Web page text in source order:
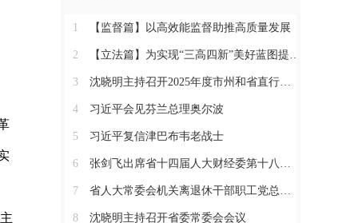
1 【监督篇】以高效能监督助推高质量发展
2 【立法篇】为实现“三高四新”美好蓝图提供坚实法治保障
3 沈晓明主持召开2025年度市州和省直行业系统党（工）委书记抓基层党建工作述职评议会议
4 习近平会见芬兰总理奥尔波
5 习近平复信津巴布韦老战士
6 张剑飞出席省十四届人大财经委第十八次全体会议
7 省人大常委会机关离退休干部职工党总支召开2025年度总结表彰大会
8 沈晓明主持召开省委常委会会议